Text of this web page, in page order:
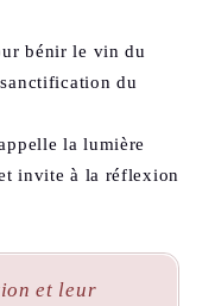
bénir le vin du
du
la lumière
invite à la réflexion
et leur